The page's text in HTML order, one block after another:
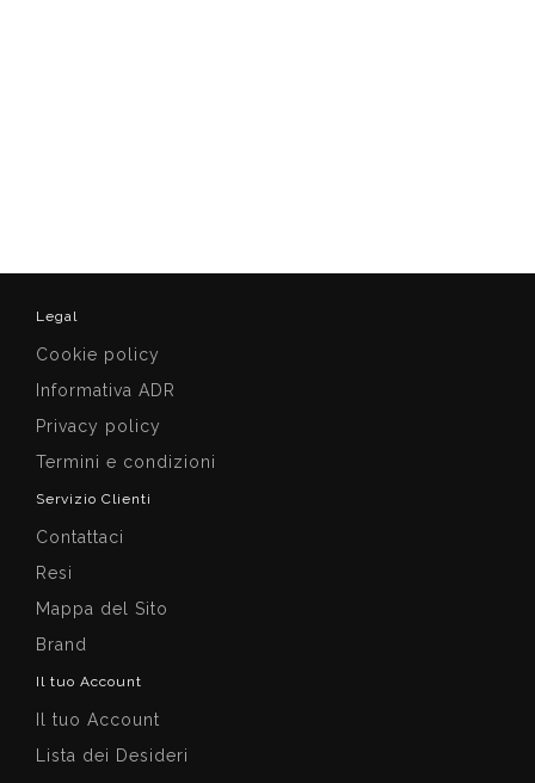
Legal
Cookie policy
Informativa ADR
Privacy policy
Termini e condizioni
Servizio Clienti
Contattaci
Resi
Mappa del Sito
Brand
Il tuo Account
Il tuo Account
Lista dei Desideri